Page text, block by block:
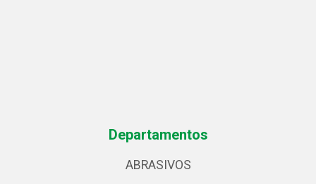
Departamentos
ABRASIVOS